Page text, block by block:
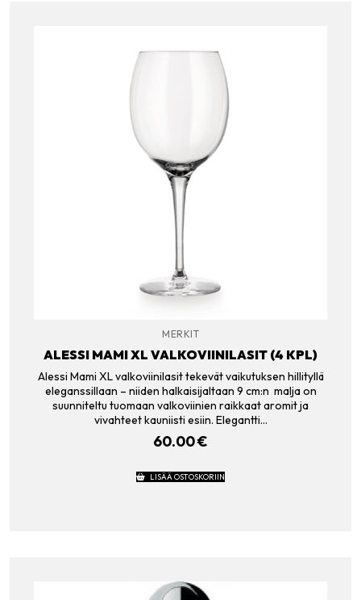
MERKIT
ALESSI MAMI XL VALKOVIINILASIT (4 KPL)
Alessi Mami XL valkoviinilasit tekevät vaikutuksen hillityllä
eleganssillaan – niiden halkaisijaltaan 9 cm:n malja on
suunniteltu tuomaan valkoviinien raikkaat aromit ja
vivahteet kauniisti esiin. Elegantti…
60.00€
LISÄÄ OSTOSKORIIN